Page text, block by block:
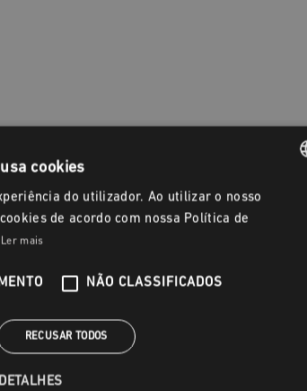
ENGLISH
cookies
do utilizador. Ao utilizar o nosso
de acordo com nossa Política de
Ler mais
NÃO CLASSIFICADOS
RECUSAR TODOS